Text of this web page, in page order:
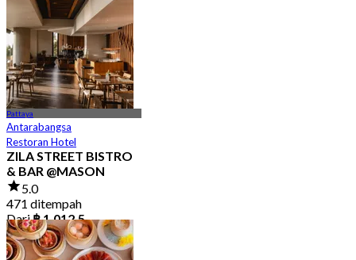
Pattaya
Antarabangsa
Restoran Hotel
ZILA STREET BISTRO
& BAR @MASON
5.0
471 ditempah
Dari฿ 1,012.5